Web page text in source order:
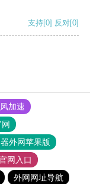
支持[0] 反对[0]
加速
外网苹果版
网入口
外网网址导航